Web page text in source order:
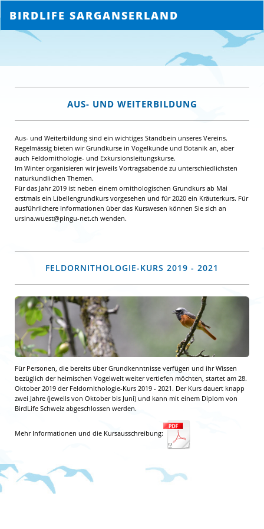
BIRDLIFE SARGANSERLAND
AUS- UND WEITERBILDUNG
Aus- und Weiterbildung sind ein wichtiges Standbein unseres Vereins.
Regelmässig bieten wir Grundkurse in Vogelkunde und Botanik an, aber
auch Feldornithologie- und Exkursionsleitungskurse.
Im Winter organisieren wir jeweils Vortragsabende zu unterschiedlichsten
naturkundlichen Themen.
Für das Jahr 2019 ist neben einem ornithologischen Grundkurs ab Mai
erstmals ein Libellengrundkurs vorgesehen und für 2020 ein Kräuterkurs. Für
ausführlichere Informationen über das Kurswesen können Sie sich an
ursina.wuest@pingu-net.ch wenden.
FELDORNITHOLOGIE-KURS 2019 - 2021
Für Personen, die bereits über Grundkenntnisse verfügen und ihr Wissen
bezüglich der heimischen Vogelwelt weiter vertiefen möchten, startet am 28.
Oktober 2019 der Feldornithologie-Kurs 2019 - 2021. Der Kurs dauert knapp
zwei Jahre (jeweils von Oktober bis Juni) und kann mit einem Diplom von
BirdLife Schweiz abgeschlossen werden.
Mehr Informationen und die Kursausschreibung: